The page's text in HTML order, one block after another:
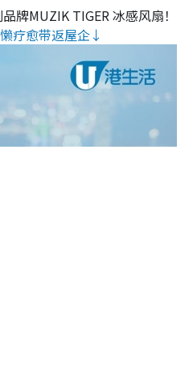
牌MUZIK TIGER 冰感风扇！
疗愈带返屋企↓